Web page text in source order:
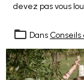
devez pas vous
et raffinée !
Dans